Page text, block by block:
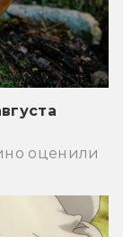
оценили